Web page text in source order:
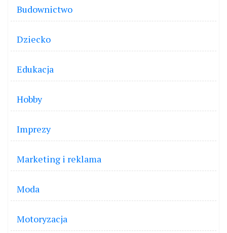
Budownictwo
Dziecko
Edukacja
Hobby
Imprezy
Marketing i reklama
Moda
Motoryzacja